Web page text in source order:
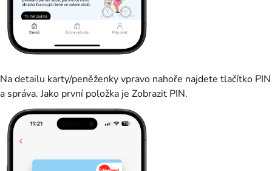
Na detailu karty/peněženky vpravo nahoře najdete tlačítko PIN
a správa. Jako první položka je Zobrazit PIN.